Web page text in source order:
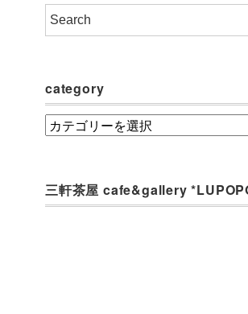
category
category
三軒茶屋 cafe&gallery